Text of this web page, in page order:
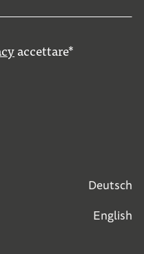
accettare*
Deutsch
English